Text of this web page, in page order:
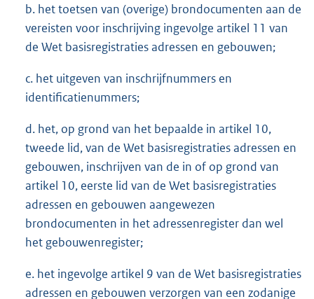
b. het toetsen van (overige) brondocumenten aan de
vereisten voor inschrijving ingevolge artikel 11 van
de Wet basisregistraties adressen en gebouwen;
c. het uitgeven van inschrijfnummers en
identificatienummers;
d. het, op grond van het bepaalde in artikel 10,
tweede lid, van de Wet basisregistraties adressen en
gebouwen, inschrijven van de in of op grond van
artikel 10, eerste lid van de Wet basisregistraties
adressen en gebouwen aangewezen
brondocumenten in het adressenregister dan wel
het gebouwenregister;
e. het ingevolge artikel 9 van de Wet basisregistraties
adressen en gebouwen verzorgen van een zodanige